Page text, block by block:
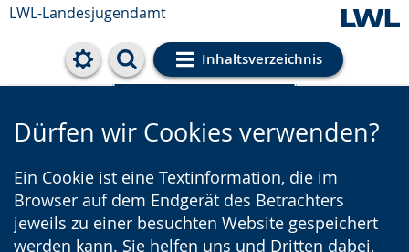
LWL-Landesjugendamt
Inhaltsverzeichnis
Cookie-Einstellungen
Dürfen wir Cookies verwenden?
Ein Cookie ist eine Textinformation, die im
Browser auf dem Endgerät des Betrachters
jeweils zu einer besuchten Website gespeichert
werden kann. Sie helfen uns und Dritten dabei,